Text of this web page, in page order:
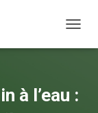
à l’eau :